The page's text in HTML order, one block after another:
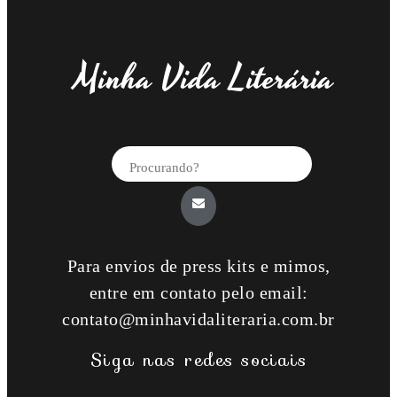
Minha Vida Literária
Para envios de press kits e mimos,
entre em contato pelo email:
contato@minhavidaliteraria.com.br
Siga nas redes sociais